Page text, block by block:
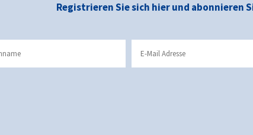
Registrieren Sie sich hier und abonnieren